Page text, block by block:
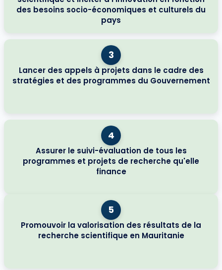
des besoins socio-économiques et culturels du
pays
3
Lancer des appels à projets dans le cadre des
stratégies et des programmes du Gouvernement
4
Assurer le suivi-évaluation de tous les
programmes et projets de recherche qu'elle
finance
5
Promouvoir la valorisation des résultats de la
recherche scientifique en Mauritanie